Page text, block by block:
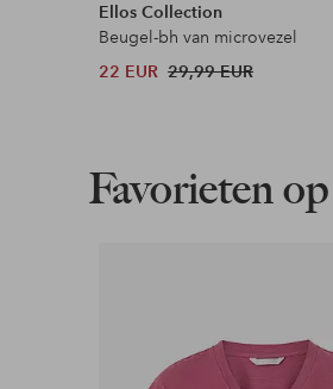
Ellos Collection
Beugel-bh van microvezel
22 EUR 29,99 EUR
Favorieten